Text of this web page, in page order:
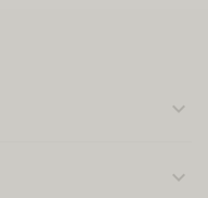
expand_more
expand_more